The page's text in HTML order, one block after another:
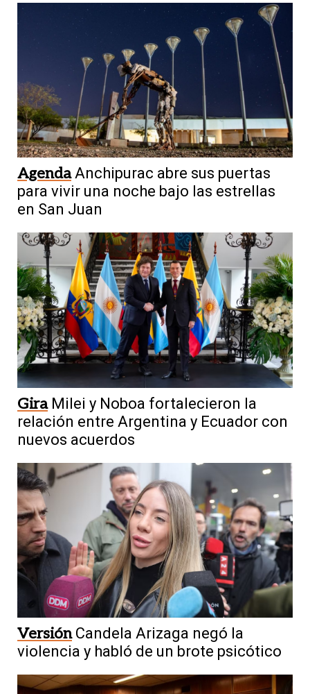
Agenda Anchipurac abre sus puertas
para vivir una noche bajo las estrellas
en San Juan
Gira Milei y Noboa fortalecieron la
relación entre Argentina y Ecuador con
nuevos acuerdos
Versión Candela Arizaga negó la
violencia y habló de un brote psicótico